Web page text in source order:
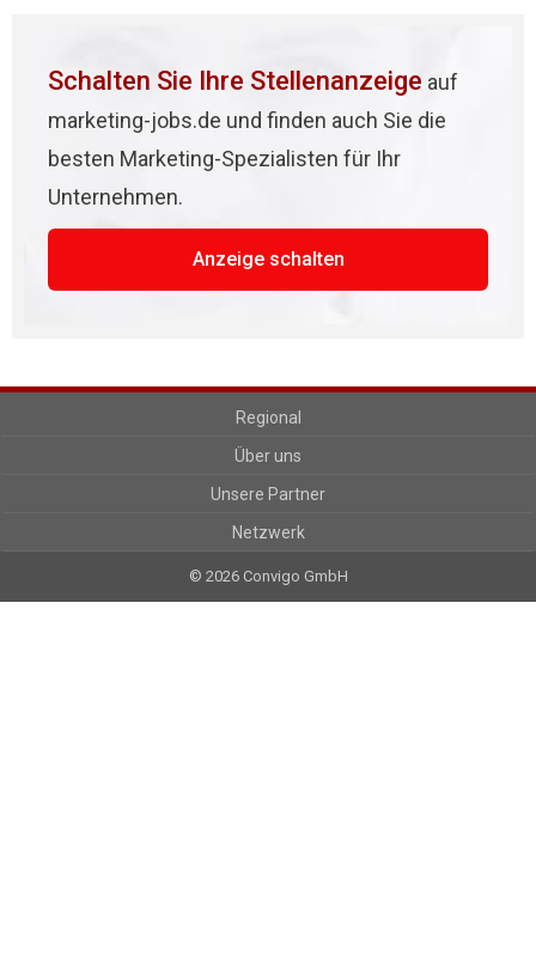
Schalten Sie Ihre Stellenanzeige auf
marketing-jobs.de und finden auch Sie die
besten Marketing-Spezialisten für Ihr
Unternehmen.
Anzeige schalten
Regional
Über uns
Unsere Partner
Netzwerk
© 2026 Convigo GmbH